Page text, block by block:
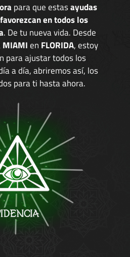
para que estasayudas
en todos los
. De tu nueva vida. Desde
MIAMIen FLORIDA, estoy
para ajustar todos los
a día, abriremos así, los
para ti hasta ahora.